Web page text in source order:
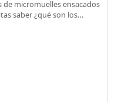
micromuelles ensacados
saber ¿qué son los